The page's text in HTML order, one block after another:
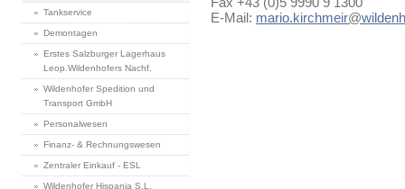
Tankservice
Demontagen
Erstes Salzburger Lagerhaus
Leop.Wildenhofers Nachf.
Wildenhofer Spedition und
Transport GmbH
Personalwesen
Finanz- & Rechnungswesen
Zentraler Einkauf - ESL
Wildenhofer Hispania S.L.
E-Mail: mario.kirchmeir@